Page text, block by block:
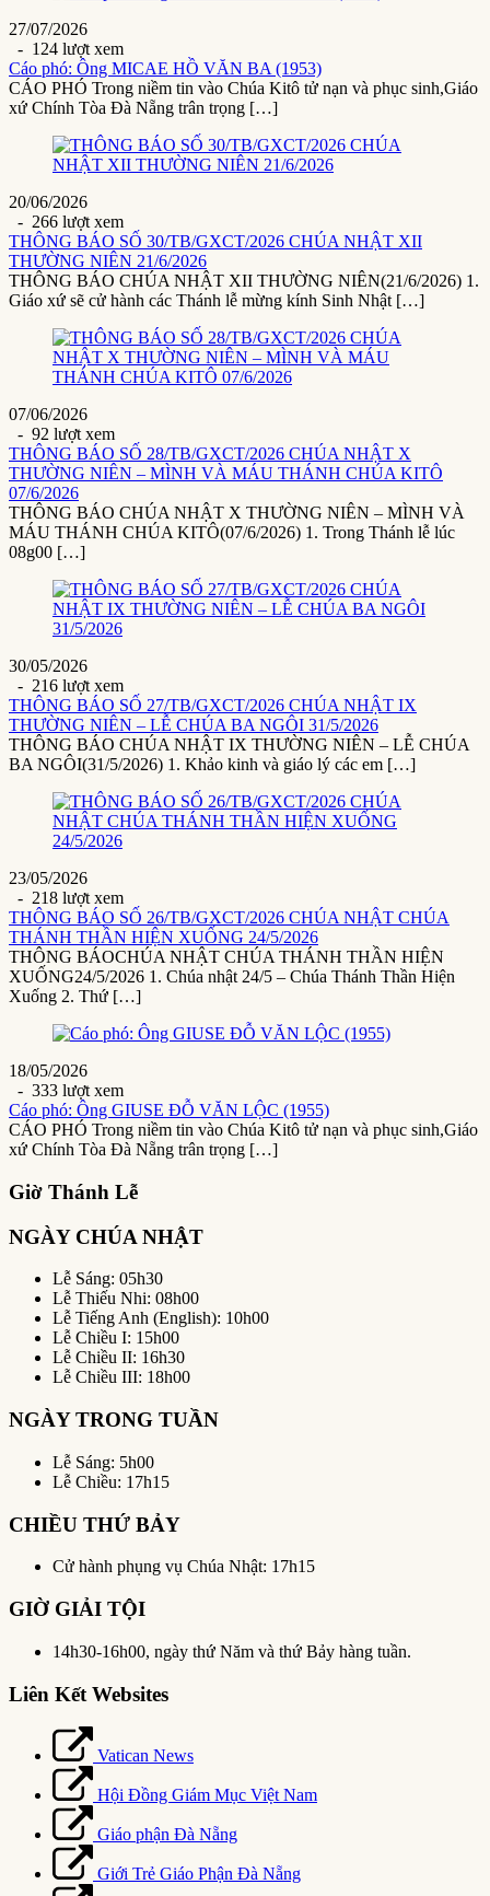
27/07/2026
- 124 lượt xem
Cáo phó: Ông MICAE HỒ VĂN BA (1953)
CÁO PHÓ Trong niềm tin vào Chúa Kitô tử nạn và phục sinh,Giáo
xứ Chính Tòa Đà Nẵng trân trọng […]
20/06/2026
- 266 lượt xem
THÔNG BÁO SỐ 30/TB/GXCT/2026 CHÚA NHẬT XII
THƯỜNG NIÊN 21/6/2026
THÔNG BÁO CHÚA NHẬT XII THƯỜNG NIÊN(21/6/2026) 1.
Giáo xứ sẽ cử hành các Thánh lễ mừng kính Sinh Nhật […]
07/06/2026
- 92 lượt xem
THÔNG BÁO SỐ 28/TB/GXCT/2026 CHÚA NHẬT X
THƯỜNG NIÊN – MÌNH VÀ MÁU THÁNH CHÚA KITÔ
07/6/2026
THÔNG BÁO CHÚA NHẬT X THƯỜNG NIÊN – MÌNH VÀ
MÁU THÁNH CHÚA KITÔ(07/6/2026) 1. Trong Thánh lễ lúc
08g00 […]
30/05/2026
- 216 lượt xem
THÔNG BÁO SỐ 27/TB/GXCT/2026 CHÚA NHẬT IX
THƯỜNG NIÊN – LỄ CHÚA BA NGÔI 31/5/2026
THÔNG BÁO CHÚA NHẬT IX THƯỜNG NIÊN – LỄ CHÚA
BA NGÔI(31/5/2026) 1. Khảo kinh và giáo lý các em […]
23/05/2026
- 218 lượt xem
THÔNG BÁO SỐ 26/TB/GXCT/2026 CHÚA NHẬT CHÚA
THÁNH THẦN HIỆN XUỐNG 24/5/2026
THÔNG BÁOCHÚA NHẬT CHÚA THÁNH THẦN HIỆN
XUỐNG24/5/2026 1. Chúa nhật 24/5 – Chúa Thánh Thần Hiện
Xuống 2. Thứ […]
18/05/2026
- 333 lượt xem
Cáo phó: Ông GIUSE ĐỖ VĂN LỘC (1955)
CÁO PHÓ Trong niềm tin vào Chúa Kitô tử nạn và phục sinh,Giáo
xứ Chính Tòa Đà Nẵng trân trọng […]
Giờ Thánh Lễ
NGÀY CHÚA NHẬT
Lễ Sáng: 05h30
Lễ Thiếu Nhi: 08h00
Lễ Tiếng Anh (English): 10h00
Lễ Chiều I: 15h00
Lễ Chiều II: 16h30
Lễ Chiều III: 18h00
NGÀY TRONG TUẦN
Lễ Sáng: 5h00
Lễ Chiều: 17h15
CHIỀU THỨ BẢY
Cử hành phụng vụ Chúa Nhật: 17h15
GIỜ GIẢI TỘI
14h30-16h00, ngày thứ Năm và thứ Bảy hàng tuần.
Liên Kết Websites
Vatican News
Hội Đồng Giám Mục Việt Nam
Giáo phận Đà Nẵng
Giới Trẻ Giáo Phận Đà Nẵng